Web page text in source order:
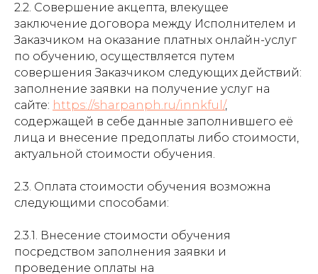
2.2. Совершение акцепта, влекущее
заключение договора между Исполнителем и
Заказчиком на оказание платных онлайн-услуг
по обучению, осуществляется путем
совершения Заказчиком следующих действий:
заполнение заявки на получение услуг на
сайте: https://sharpanph.ru/innkful/,
содержащей в себе данные заполнившего её
лица и внесение предоплаты либо стоимости,
актуальной стоимости обучения.
2.3. Оплата стоимости обучения возможна
следующими способами:
2.3.1. Внесение стоимости обучения
посредством заполнения заявки и
проведение оплаты на